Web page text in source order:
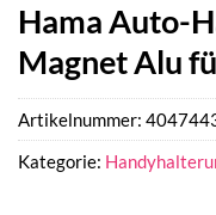
Hama Auto-
Magnet Alu
Artikelnummer:
Kategorie: